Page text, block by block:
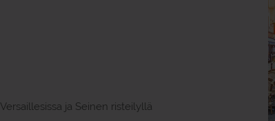
ja Seinen risteilyllä